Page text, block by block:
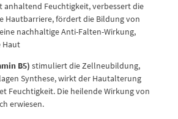
anhaltend Feuchtigkeit, verbessert die
Hautbarriere, fördert die Bildung von
nachhaltige Anti-Falten-Wirkung,
Haut
B5) stimuliert die Zellneubildung,
Synthese, wirkt der Hautalterung
Feuchtigkeit. Die heilende Wirkung von
erwiesen.